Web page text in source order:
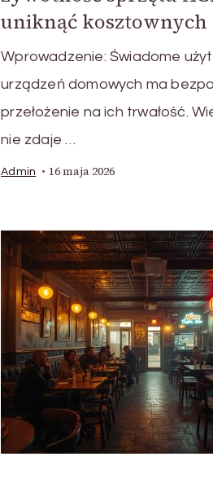
uniknąć kosztownych
Wprowadzenie: Świadome
urządzeń domowych ma
przełożenie na ich trwałość.
nie zdaje …
Admin 16 maja 2026